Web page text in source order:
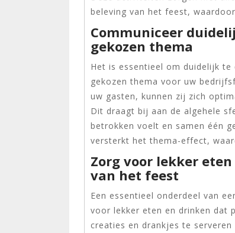
beleving van het feest,
Communiceer
gekozen thema
Het is essentieel om duidelijk
gekozen thema voor uw
uw gasten, kunnen zij zich
Dit draagt bij aan de algehele
betrokken voelt en samen één
versterkt het thema-effect,
Zorg voor lekker
van het feest
Een essentieel onderdeel van
voor lekker eten en drinken dat
creaties en drankjes te